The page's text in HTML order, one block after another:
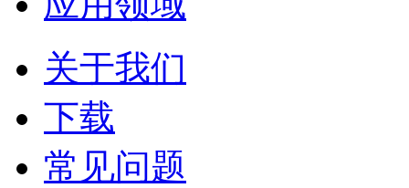
关于我们
下载
常见问题